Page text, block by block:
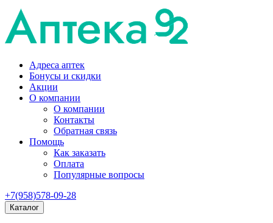
Адреса аптек
Бонусы и скидки
Акции
О компании
О компании
Контакты
Обратная связь
Помощь
Как заказать
Оплата
Популярные вопросы
+7(958)578-09-28
Каталог